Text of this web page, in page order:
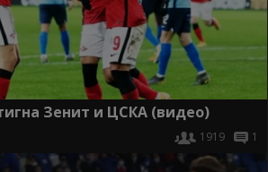
Зенит и ЦСКА (видео)
1919 1